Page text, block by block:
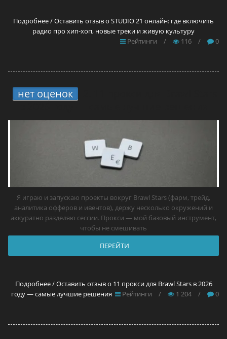
Подробнее / Оставить отзыв о STUDIO 21 онлайн: где включить
радио про хип-хоп, новые треки и живую культуру
Рейтинги
/ 116 / 0
нет оценок
Я играю и запускаю проекты вокруг Brawl Stars (фарм, трейд,
аналитика офферов и ивентов), держу несколько окружений и
аккуратно разделяю сессии. Прокси — мой базовый инструмент,
чтобы не смешивать
ПЕРЕЙТИ
Подробнее / Оставить отзыв о 11 прокси для Brawl Stars в 2026
году — самые лучшие решения
Рейтинги / 1 204 / 0